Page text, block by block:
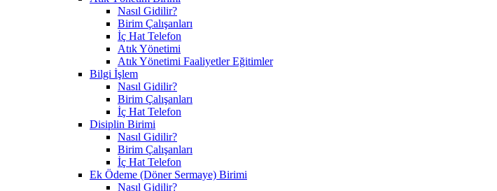
Nasıl Gidilir?
Birim Çalışanları
İç Hat Telefon
Atık Yönetimi
Atık Yönetimi Faaliyetler Eğitimler
Bilgi İşlem
Nasıl Gidilir?
Birim Çalışanları
İç Hat Telefon
Disiplin Birimi
Nasıl Gidilir?
Birim Çalışanları
İç Hat Telefon
Ek Ödeme (Döner Sermaye) Birimi
Nasıl Gidilir?